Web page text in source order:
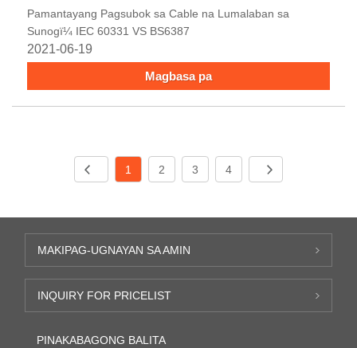
Pamantayang Pagsubok sa Cable na Lumalaban sa
Sunogï¼ IEC 60331 VS BS6387
2021-06-19
Magbasa pa
1 2 3 4
MAKIPAG-UGNAYAN SA AMIN
INQUIRY FOR PRICELIST
PINAKABAGONG BALITA